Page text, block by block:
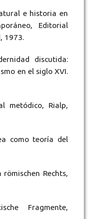
e historia en
Editorial
1973.
discutida:
en el siglo XVI.
metódico, Rialp,
como teoría del
römischen Rechts,
Fragmente,